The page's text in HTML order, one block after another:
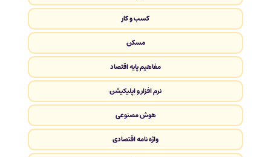
کسب و کار
مسکن
مفاهیم پایه اقتصاد
نرم افزار و اپلیکیشن
هوش مصنوعی
واژه نامه اقتصادی